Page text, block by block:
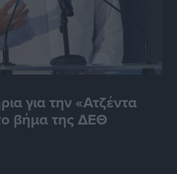
για την «Ατζέντα
βήμα της ΔΕΘ